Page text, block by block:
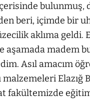
bulunmuş,
beri, içimde bir
aklıma
madem
Asıl amacım
Elazığ
fakültemizde